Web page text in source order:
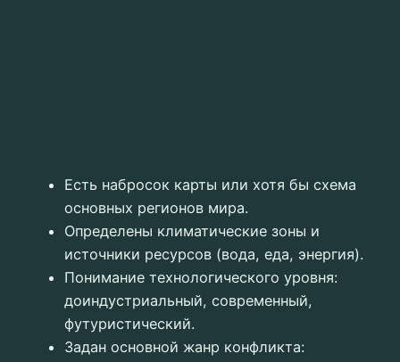
Есть набросок карты или хотя бы схема
основных регионов мира.
Определены климатические зоны и
источники ресурсов (вода, еда, энергия).
Понимание технологического уровня:
доиндустриальный, современный,
футуристический.
Задан основной жанр конфликта: